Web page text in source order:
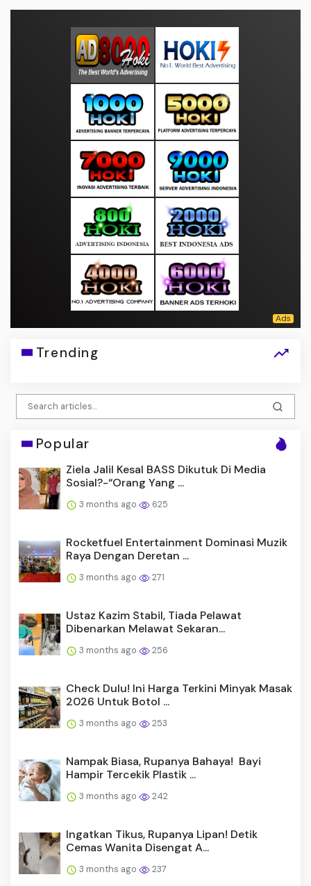
Trending
Popular
Ziela Jalil Kesal BASS Dikutuk Di Media
Sosial?-“Orang Yang ...
3 months ago 625
Rocketfuel Entertainment Dominasi Muzik
Raya Dengan Deretan ...
3 months ago 271
Ustaz Kazim Stabil, Tiada Pelawat
Dibenarkan Melawat Sekaran...
3 months ago 256
Check Dulu! Ini Harga Terkini Minyak Masak
2026 Untuk Botol ...
3 months ago 253
Nampak Biasa, Rupanya Bahaya! Bayi
Hampir Tercekik Plastik ...
3 months ago 242
Ingatkan Tikus, Rupanya Lipan! Detik
Cemas Wanita Disengat A...
3 months ago 237